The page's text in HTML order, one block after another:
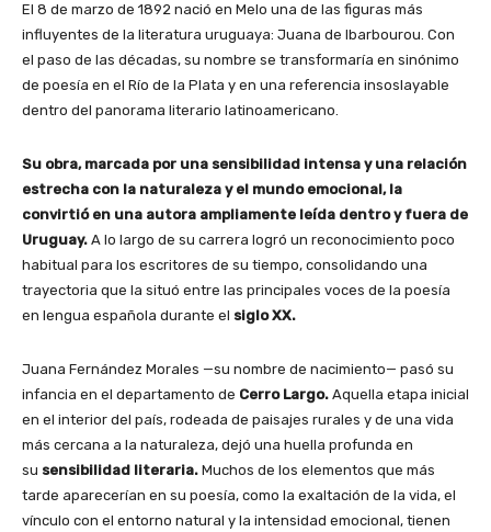
El 8 de marzo de 1892 nació en Melo una de las figuras más
influyentes de la literatura uruguaya: Juana de Ibarbourou. Con
el paso de las décadas, su nombre se transformaría en sinónimo
de poesía en el Río de la Plata y en una referencia insoslayable
dentro del panorama literario latinoamericano.
Su obra, marcada por una sensibilidad intensa y una relación
estrecha con la naturaleza y el mundo emocional, la
convirtió en una autora ampliamente leída dentro y fuera de
Uruguay. A lo largo de su carrera logró un reconocimiento poco
habitual para los escritores de su tiempo, consolidando una
trayectoria que la situó entre las principales voces de la poesía
en lengua española durante el siglo XX.
Juana Fernández Morales —su nombre de nacimiento— pasó su
infancia en el departamento de Cerro Largo. Aquella etapa inicial
en el interior del país, rodeada de paisajes rurales y de una vida
más cercana a la naturaleza, dejó una huella profunda en
su sensibilidad literaria. Muchos de los elementos que más
tarde aparecerían en su poesía, como la exaltación de la vida, el
vínculo con el entorno natural y la intensidad emocional, tienen